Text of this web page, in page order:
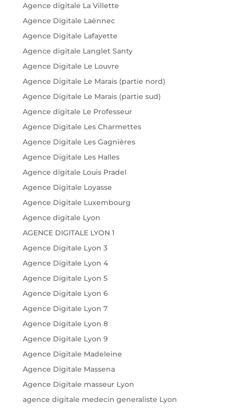
Agence digitale La Villette
Agence Digitale Laënnec
Agence Digitale Lafayette
Agence digitale Langlet Santy
Agence Digitale Le Louvre
Agence Digitale Le Marais (partie nord)
Agence Digitale Le Marais (partie sud)
Agence digitale Le Professeur
Agence Digitale Les Charmettes
Agence Digitale Les Gagnières
Agence Digitale Les Halles
Agence digitale Louis Pradel
Agence Digitale Loyasse
Agence Digitale Luxembourg
Agence digitale Lyon
AGENCE DIGITALE LYON 1
Agence Digitale Lyon 3
Agence Digitale Lyon 4
Agence Digitale Lyon 5
Agence Digitale Lyon 6
Agence Digitale Lyon 7
Agence Digitale Lyon 8
Agence Digitale Lyon 9
Agence Digitale Madeleine
Agence Digitale Massena
Agence Digitale masseur Lyon
agence digitale medecin generaliste Lyon